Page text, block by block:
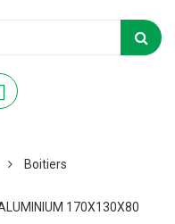
Boitiers
170X130X80